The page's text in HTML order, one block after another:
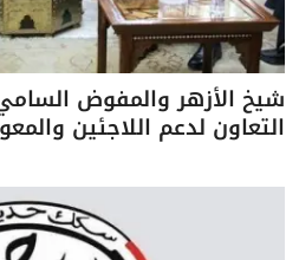
شيخ الأزهر والمفوض
التعاون لدعم اللاجئين